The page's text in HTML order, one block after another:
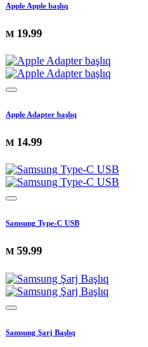
Apple Apple başlıq
M 19.99
Apple Adapter başlıq
M 14.99
Samsung Type-C USB
M 59.99
Samsung Şarj Başlıq